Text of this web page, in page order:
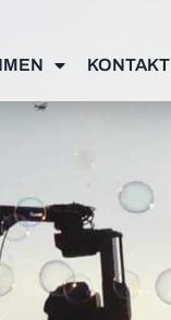
KONTAKT